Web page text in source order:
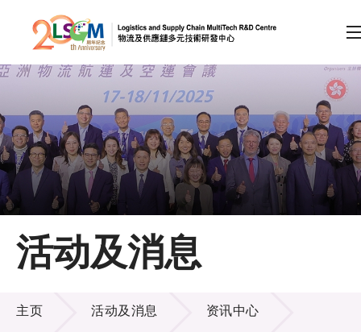
跳到内容（按回车键）
会员登录
A A EN 繁 简
主页
关于LSCM
技术商品化
活动及消息
活动及消息
主页 活动及消息 资讯中心